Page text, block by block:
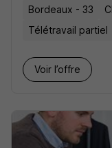
Bordeaux - 33
Télétravail partiel
Voir l’offre